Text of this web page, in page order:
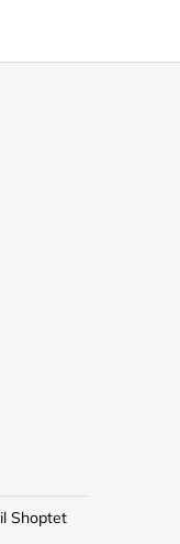
Shoptet